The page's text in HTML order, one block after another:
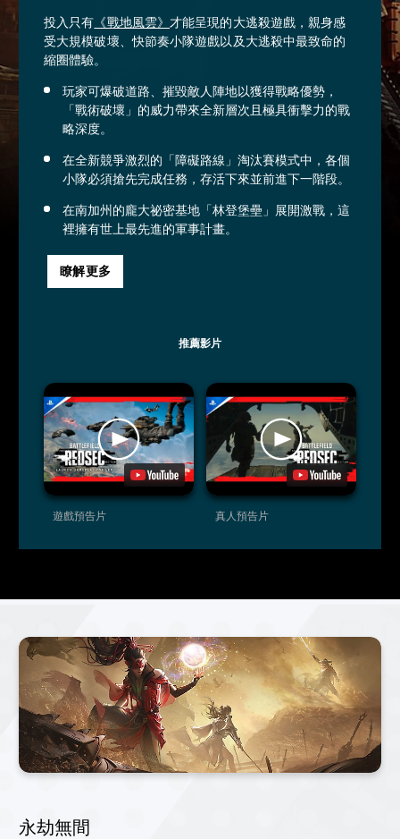
投入只有 《戰地風雲》 才能呈現的大逃殺遊戲，親身感
受大規模破壞、快節奏小隊遊戲以及大逃殺中最致命的
縮圈體驗。
玩家可爆破道路、摧毀敵人陣地以獲得戰略優勢，
「戰術破壞」的威力帶來全新層次且極具衝擊力的戰
略深度。
在全新競爭激烈的「障礙路線」淘汰賽模式中，各個
小隊必須搶先完成任務，存活下來並前進下一階段。
在南加州的龐大祕密基地「林登堡壘」展開激戰，這
裡擁有世上最先進的軍事計畫。
瞭解更多
推薦影片
遊戲預告片 真人預告片
永劫無間